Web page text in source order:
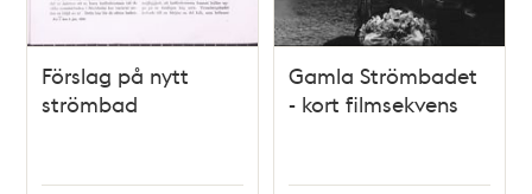
Förslag på nytt
strömbad
Gamla Strömbadet
- kort filmsekvens